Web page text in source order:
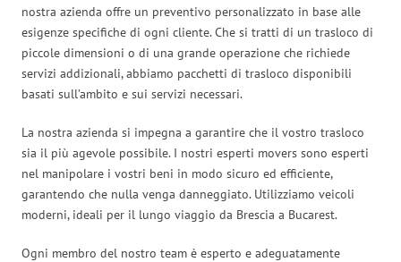
nostra azienda offre un preventivo personalizzato in base alle
esigenze specifiche di ogni cliente. Che si tratti di un trasloco di
piccole dimensioni o di una grande operazione che richiede
servizi addizionali, abbiamo pacchetti di trasloco disponibili
basati sull’ambito e sui servizi necessari.
La nostra azienda si impegna a garantire che il vostro trasloco
sia il più agevole possibile. I nostri esperti movers sono esperti
nel manipolare i vostri beni in modo sicuro ed efficiente,
garantendo che nulla venga danneggiato. Utilizziamo veicoli
moderni, ideali per il lungo viaggio da Brescia a Bucarest.
Ogni membro del nostro team è esperto e adeguatamente